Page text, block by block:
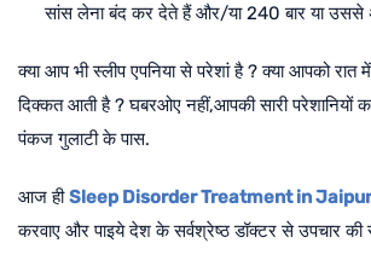
सांस लेना बंद कर देते हैं और/या 240 बार या उससे
क्या आप भी स्लीप एपनिया से परेशां है ? क्या आपको
दिक्कत आती है ? घबरओए नहीं,आपकी सारी परेशानियों
पंकज गुलाटीके पास.
आज हीSleep Disorder Treatment in
करवाए और पाइये देश के सर्वश्रेष्ठ डॉक्टर से उपचार की